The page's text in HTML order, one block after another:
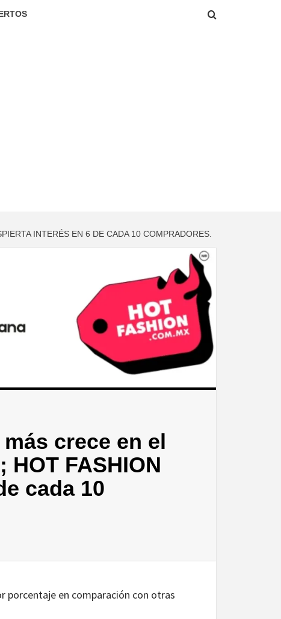
INTERÉS EN 6 DE CADA 10 COMPRADORES.
crece en el
FASHION
cada 10
porcentaje en comparación con otras